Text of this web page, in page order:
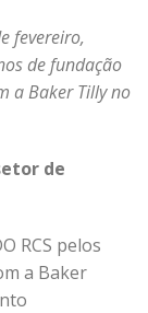
fevereiro,
de fundação
a Baker Tilly no
de
RCS pelos
a Baker